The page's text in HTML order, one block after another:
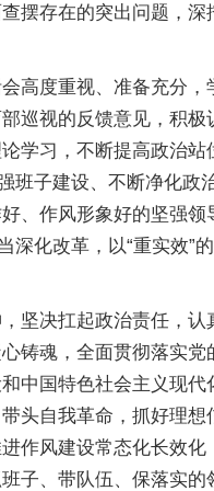
摆存在的突出问题，
高度重视、准备充分
巡视的反馈意见，积
学习，不断提高政治
班子建设、不断净化
、作风形象好的坚强
化改革，以“重实效”
坚决扛起政治责任，
铸魂，全面贯彻落实
中国特色社会主义现
头自我革命，抓好理
作风建设常态化长效
子、带队伍、保落实